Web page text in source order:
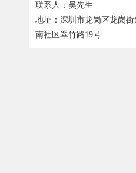
联系人：吴先生
地址：深圳市龙岗区龙岗街
南社区翠竹路19号